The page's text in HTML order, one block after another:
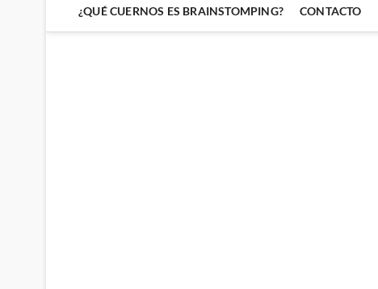
¿QUÉ CUERNOS ES BRAINSTOMPING? CONTACTO